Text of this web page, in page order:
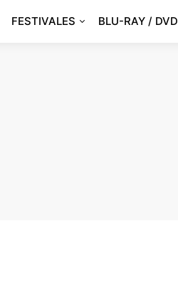
FESTIVALES BLU-RAY / DVD